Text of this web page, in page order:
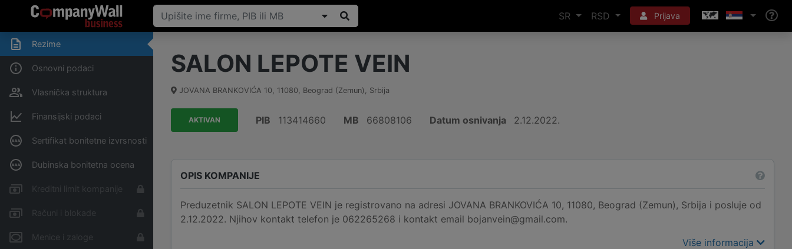
SR RSD Prijava
Rezime
Osnovni podaci
Vlasnička struktura
Finansijski podaci
Sertifikat bonitetne izvrsnosti
Dubinska bonitetna ocena
Kreditni limit kompanije
Računi i blokade
Menice i zaloge
SALON LEPOTE VEIN
JOVANA BRANKOVIĆA 10, 11080, Beograd (Zemun) , Srbija
AKTIVAN PIB 113414660 MB 66808106 Datum osnivanja 2.12.2022.
OPIS KOMPANIJE
Preduzetnik SALON LEPOTE VEIN je registrovano na adresi JOVANA BRANKOVIĆA 10, 11080, Beograd (Zemun), Srbija i posluje od
2.12.2022. Njihov kontakt telefon je 062265268 i kontakt email bojanvein@gmail.com.
Više informacija